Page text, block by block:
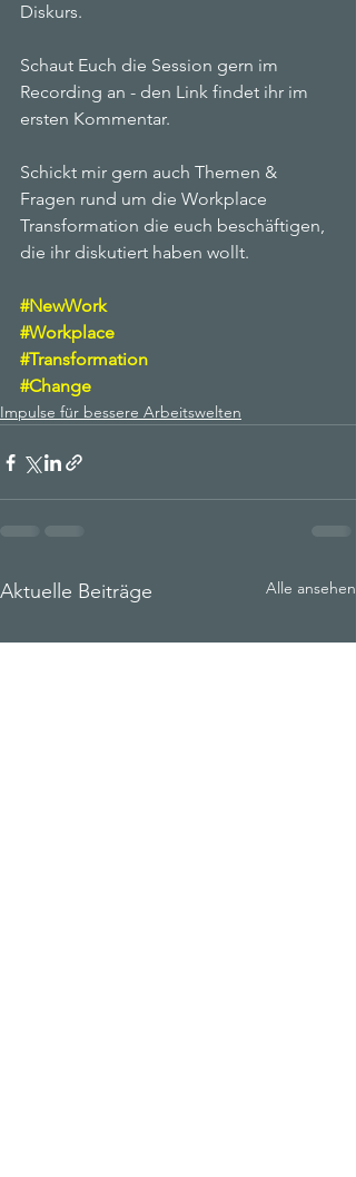
Diskurs.
Schaut Euch die Session gern im
Recording an - den Link findet ihr im
ersten Kommentar.
Schickt mir gern auch Themen &
Fragen rund um die Workplace
Transformation die euch beschäftigen,
die ihr diskutiert haben wollt.
#NewWork
#Workplace
#Transformation
#Change
Impulse für bessere Arbeitswelten
Aktuelle Beiträge Alle ansehen